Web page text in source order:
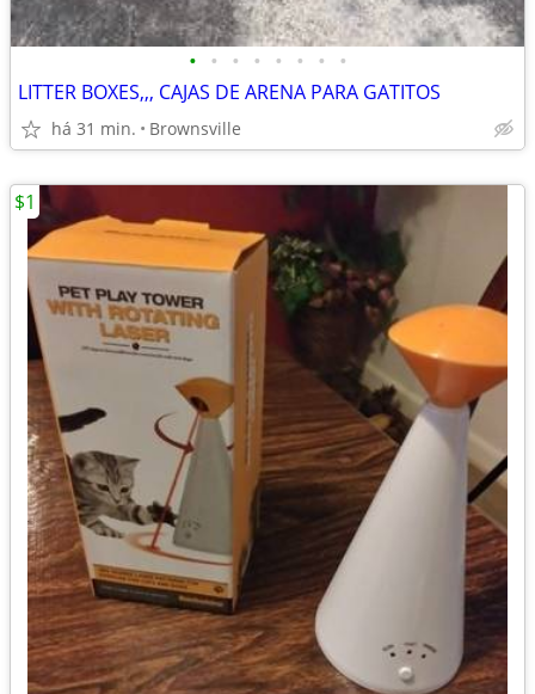
• • • • • • • •
LITTER BOXES,,, CAJAS DE ARENA PARA GATITOS
há 31 min. Brownsville
$1